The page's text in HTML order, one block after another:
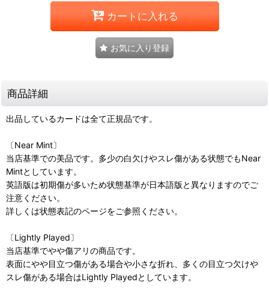
カートに入れる
お気に入り登録
商品詳細
出品しているカードは全て正規品です。
〔Near Mint〕
当店基準での美品です。多少の白欠けやスレ傷がある状態でもNear
Mintとしています。
英語版は初期傷が多いため状態基準が日本語版と異なりますのでご
注意ください。
詳しくは状態表記のページをご参照ください。
〔Lightly Played〕
当店基準でやや傷アリの商品です。
表面にやや目立つ傷がある場合や小さな折れ、多くの目立つ欠けや
スレ傷がある場合はLightly Playedとしています。